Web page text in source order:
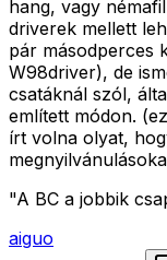
hang, vagy
driverek mellett
pár másodperces
W98driver), de
csatáknál szól,
említett módon.
írt volna olyat,
"A BC a jobbik
aiguo